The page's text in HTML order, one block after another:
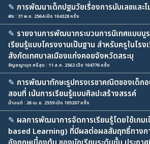
✎ การพัฒนาเด็กปฐมวัยเรื่องการนับเลขและ
พัช : 31 พ.ค. 2564 เปิด 104328 ครั้ง
✎ รายงานการพัฒนากระบวนการนิเทศแบบบู
เรียนรู้แบบโครงงานเป็นฐาน สำหรับครูในโรง
สังกัดเทศบาลเมืองแก่งคอยจังหวัดสระบุ
อัญชญานุต ศรีสุข : 11 ส.ค. 2562 เปิด 104776 ครั้ง
✎ การพัฒนาทักษะรูปทรงเรขาคณิตของเด็ก
สอนที่ เน้นการเรียนรู้แบบศิลปะสร้างสรรค์
น้ำมนต์ : 26 เม.ย. 2559 เปิด 105207 ครั้ง
✎ ผลการพัฒนาการจัดการเรียนรู้โดยใช้เกม
based Learning) ที่มีผลต่อผลสัมฤทธิ์ทางก